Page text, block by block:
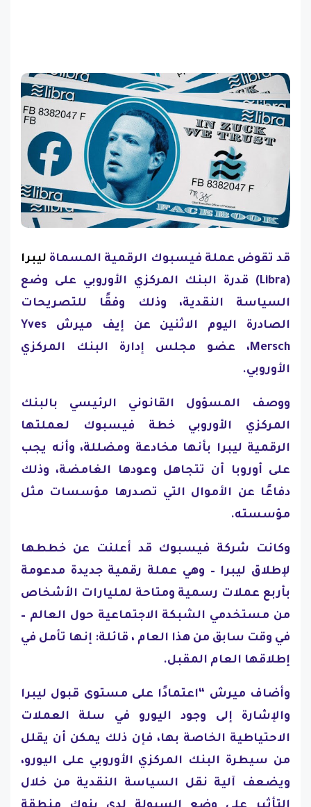
قد تقوض عملة فيسبوك الرقمية المسماة ليبرا
(Libra) قدرة البنك المركزي الأوروبي على وضع
السياسة النقدية، وذلك وفقًا للتصريحات
الصادرة اليوم الاثنين عن إيف ميرش Yves
Mersch، عضو مجلس إدارة البنك المركزي
الأوروبي.
ووصف المسؤول القانوني الرئيسي بالبنك
المركزي الأوروبي خطة فيسبوك لعملتها
الرقمية ليبرا بأنها مخادعة ومضللة، وأنه يجب
على أوروبا أن تتجاهل وعودها الغامضة، وذلك
دفاعًا عن الأموال التي تصدرها مؤسسات مثل
مؤسسته.
وكانت شركة فيسبوك قد أعلنت عن خططها
لإطلاق ليبرا – وهي عملة رقمية جديدة مدعومة
بأربع عملات رسمية ومتاحة لمليارات الأشخاص
من مستخدمي الشبكة الاجتماعية حول العالم –
في وقت سابق من هذا العام ، قائلة: إنها تأمل في
إطلاقها العام المقبل.
وأضاف ميرش “اعتمادًا على مستوى قبول ليبرا
والإشارة إلى وجود اليورو في سلة العملات
الاحتياطية الخاصة بها، فإن ذلك يمكن أن يقلل
من سيطرة البنك المركزي الأوروبي على اليورو،
ويضعف آلية نقل السياسة النقدية من خلال